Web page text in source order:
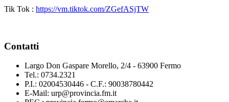
Tik Tok : https://vm.tiktok.com/ZGefASjTW
Contatti
Largo Don Gaspare Morello, 2/4 - 63900 Fermo
Tel.: 0734.2321
P.I.: 02004530446 - C.F.: 90038780442
E-Mail: urp@provincia.fm.it